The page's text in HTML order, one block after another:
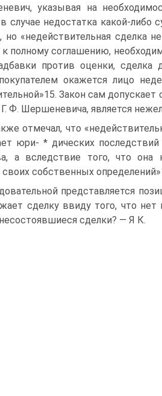
указывая на
случае недостатка какой-
но «недействительная
полному соглашению,
против оценки,
окажется лицо
Закон сам
Ф. Шершеневича, является
отмечал, что
юри- * дических
а вследствие того, что
собственных
представляется
сделку ввиду того, что
сделки? — Я К.